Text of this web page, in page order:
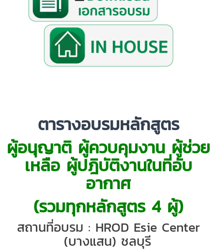
ตารางอบรมหลักสูตร
ผู้อนุญาติ ผู้ควบคุมงาน ผู้ช่วย
เหลือ ผู้ปฎิบัติงานในที่อับ
อากาศ
(รวมทุกหลักสูตร 4 ผู้)
สถานที่อบรม : HROD Esie Center
(บางแสน) ชลบุรี